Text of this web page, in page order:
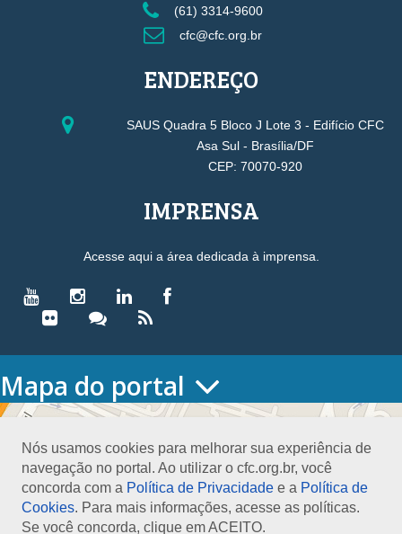
Nós usamos cookies para melhorar sua experiência de
navegação no portal. Ao utilizar o cfc.org.br, você
concorda com a Política de Privacidade e a Política de
Cookies. Para mais informações, acesse as políticas.
Se você concorda, clique em ACEITO.
(61) 3314-9600
cfc@cfc.org.br
ENDEREÇO
SAUS Quadra 5 Bloco J Lote 3 - Edifício CFC
Asa Sul - Brasília/DF
CEP: 70070-920
IMPRENSA
Acesse aqui a área dedicada à imprensa.
Mapa do portal
HOME
Conselho Diretor
Nossa Sede
Planejamento
Organograma